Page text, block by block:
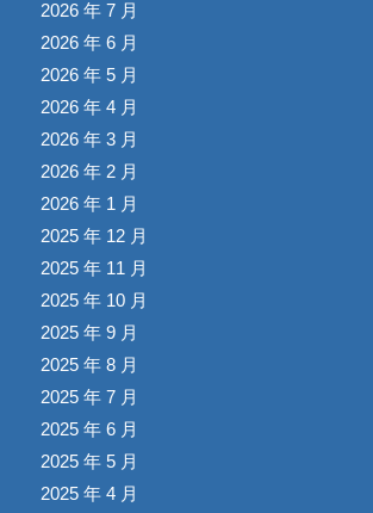
2026 年 7 月
2026 年 6 月
2026 年 5 月
2026 年 4 月
2026 年 3 月
2026 年 2 月
2026 年 1 月
2025 年 12 月
2025 年 11 月
2025 年 10 月
2025 年 9 月
2025 年 8 月
2025 年 7 月
2025 年 6 月
2025 年 5 月
2025 年 4 月